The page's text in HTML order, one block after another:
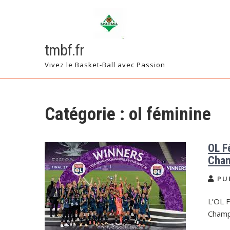
tmbf.fr
Vivez le Basket-Ball avec Passion
Catégorie : ol féminine
OL
L’OL